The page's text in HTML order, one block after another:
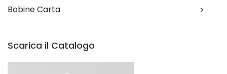
Bobine Carta
>
Scarica il Catalogo